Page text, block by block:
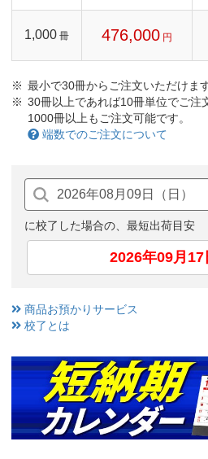
1,000 冊 476,000 円
最小で30冊からご注文いただけます
30冊以上であれば10冊単位でご注
1000冊以上もご注文可能です。
端数でのご注文について
に校了した場合の、最短出荷目安
2026年09月17
商品お預かりサービス
校了とは